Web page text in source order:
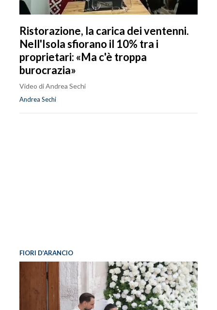
Ristorazione, la carica dei ventenni.
Nell'Isola sfiorano il 10% tra i
proprietari: «Ma c'è troppa
burocrazia»
Video di Andrea Sechi
Andrea Sechi
FIORI D’ARANCIO